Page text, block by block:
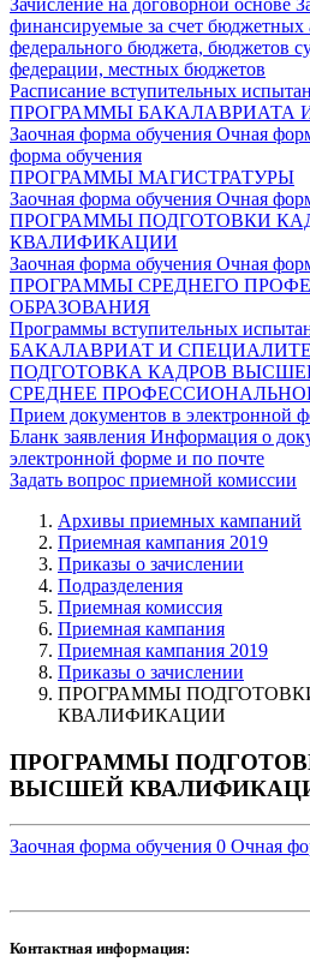
финансируемые за счет бюджетных
федерального бюджета, бюджетов
федерации, местных бюджетов
Расписание вступительных
ПРОГРАММЫ БАКАЛАВРИАТА
Заочная форма обучения Очная
форма обучения
ПРОГРАММЫ МАГИСТРАТУРЫ
Заочная форма обучения Очная
ПРОГРАММЫ ПОДГОТОВКИ
КВАЛИФИКАЦИИ
Заочная форма обучения Очная
ПРОГРАММЫ СРЕДНЕГО
ОБРАЗОВАНИЯ
Программы вступительных
БАКАЛАВРИАТ И
ПОДГОТОВКА КАДРОВ
СРЕДНЕЕ
Прием документов в электронной
Бланк заявления Информация о
электронной форме и по почте
Задать вопрос приемной комиссии
Архивы приемных кампаний
Приемная кампания 2019
Приказы о зачислении
Подразделения
Приемная комиссия
Приемная кампания
Приемная кампания 2019
Приказы о зачислении
ПРОГРАММЫ
КВАЛИФИКАЦИИ
ПРОГРАММЫ
ВЫСШЕЙ
Заочная форма обучения 0 Очная
Контактная информация: